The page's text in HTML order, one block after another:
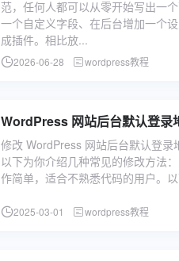
范，任何人都可以从零开始写出一
一个自定义字段、在后台增加一个
成插件。相比放...
2026-06-28 wordpress教程
WordPress 网站后台默认登录
修改 WordPress 网站后台默认登录
以下为你介绍几种常见的修改方法
作简单，适合不熟悉代码的用户。
2025-03-01 wordpress教程